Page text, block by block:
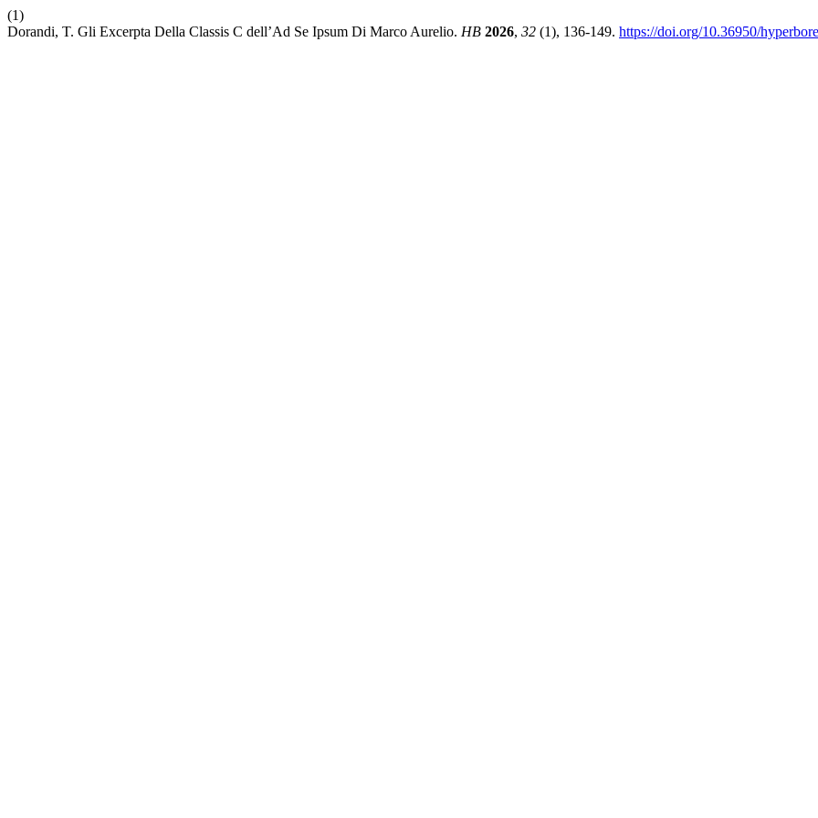
(1)
Dorandi, T. Gli Excerpta Della Classis C dell’Ad Se Ipsum Di Marco Aurelio. HB 2026, 32 (1), 136-149. https://doi.org/10.36950/